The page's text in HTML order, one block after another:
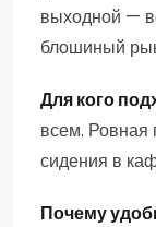
выходной —
блошиный
Для кого
всем. Ровная
сидения в
Почему